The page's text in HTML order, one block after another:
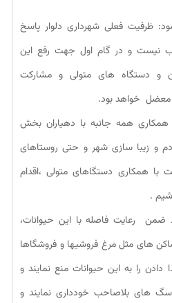
ظرفیت فعلی شهرداری دلوار پاسخ
نیست و در گام اول جهت رفع این
و دستگاه های متولی و مشارکت
معضل خواهد بود.
همکاری همه جانبه با دهیاران بخش
و زیبا سازی شهر و حتی روستاهای
همکاری دستگاهای متولی ،اقدام
.
ضمن رعایت فاصله با این حیوانات،
های مثل مرغ فروشیها و فروشگاها
را به این حیوانات منع نمایند و
سگ های بلاصاحب خودداری نمایند و